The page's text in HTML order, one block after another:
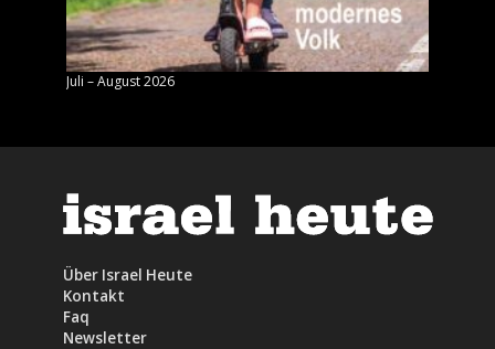
Juli – August 2026
Über Israel Heute
Kontakt
Faq
Newsletter